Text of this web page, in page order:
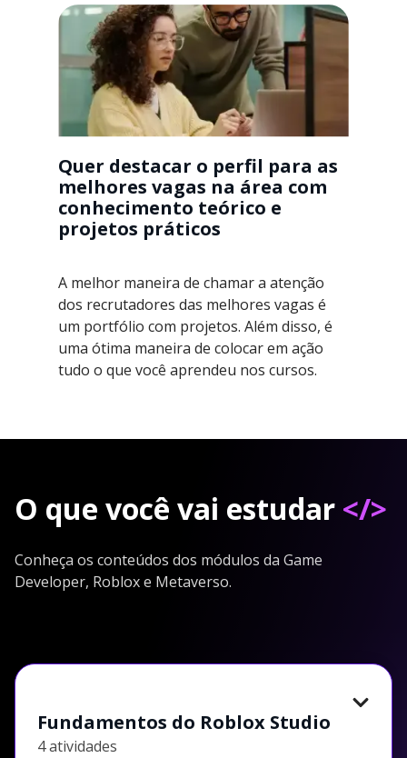
Quer destacar o perfil para as
melhores vagas na área com
conhecimento teórico e
projetos práticos
A melhor maneira de chamar a atenção
dos recrutadores das melhores vagas é
um portfólio com projetos. Além disso, é
uma ótima maneira de colocar em ação
tudo o que você aprendeu nos cursos.
O que você vai estudar </>
Conheça os conteúdos dos módulos da Game
Developer, Roblox e Metaverso.
Fundamentos do Roblox Studio
4 atividades